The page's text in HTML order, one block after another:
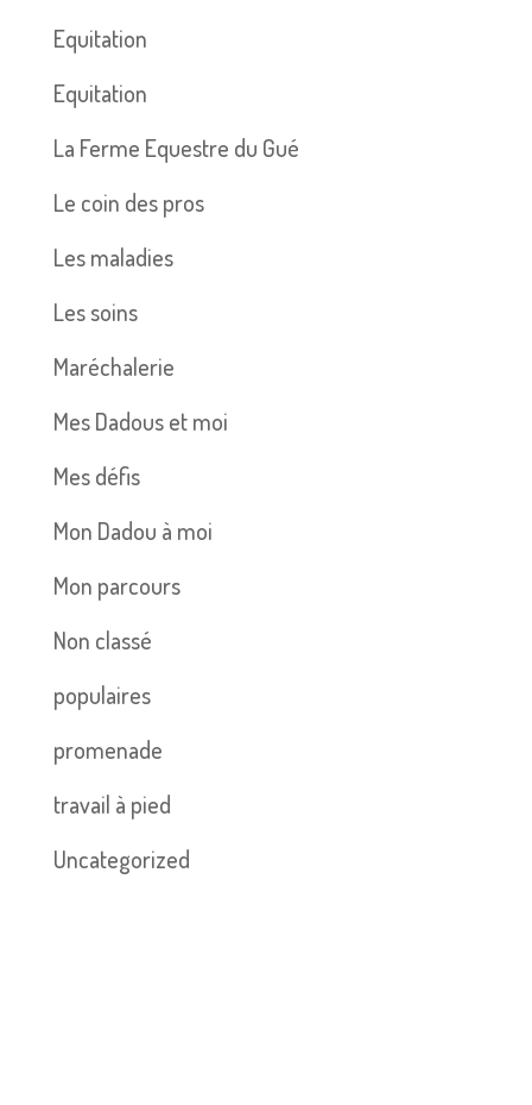
Equitation
Equitation
La Ferme Equestre du Gué
Le coin des pros
Les maladies
Les soins
Maréchalerie
Mes Dadous et moi
Mes défis
Mon Dadou à moi
Mon parcours
Non classé
populaires
promenade
travail à pied
Uncategorized